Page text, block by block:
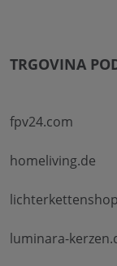
TRGOVINA
fpv24.com
homeliving.de
luminara-